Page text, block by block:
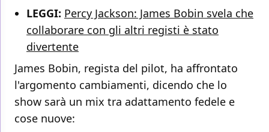
LEGGI: Percy Jackson: James Bobin svela che
collaborare con gli altri registi è stato
divertente
James Bobin, regista del pilot, ha affrontato
l'argomento cambiamenti, dicendo che lo
show sarà un mix tra adattamento fedele e
cose nuove: